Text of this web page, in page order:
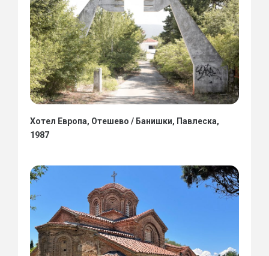
Хотел Европа, Отешево / Банишки, Павлеска,
1987